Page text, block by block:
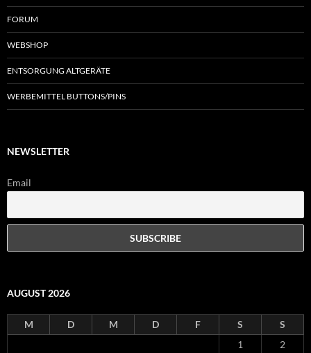
FORUM
WEBSHOP
ENTSORGUNG ALTGERÄTE
WERBEMITTEL BUTTONS/PINS
NEWSLETTER
Email
AUGUST 2026
M D M D F S
S
1
2